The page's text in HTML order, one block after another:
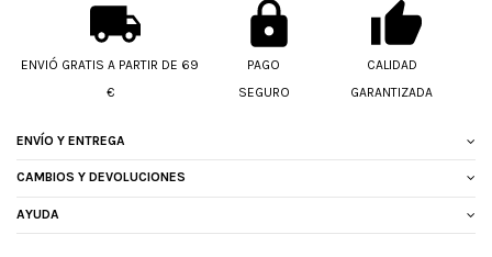
ENVIÓ GRATIS A PARTIR DE 69
€
PAGO
SEGURO
CALIDAD
GARANTIZADA
ENVÍO Y ENTREGA
CAMBIOS Y DEVOLUCIONES
AYUDA